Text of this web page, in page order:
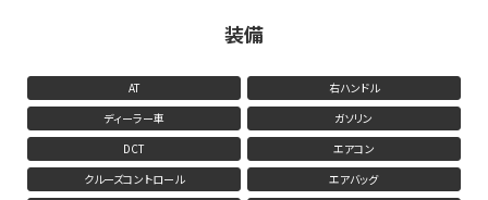
装備
AT
右ハンドル
ディーラー車
ガソリン
DCT
エアコン
クルーズコントロール
エアバッグ